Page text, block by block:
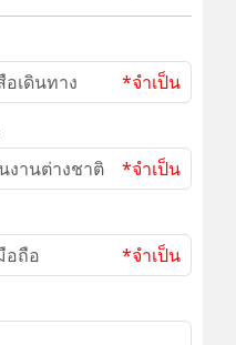
*จำเป็น
*จำเป็น
*จำเป็น